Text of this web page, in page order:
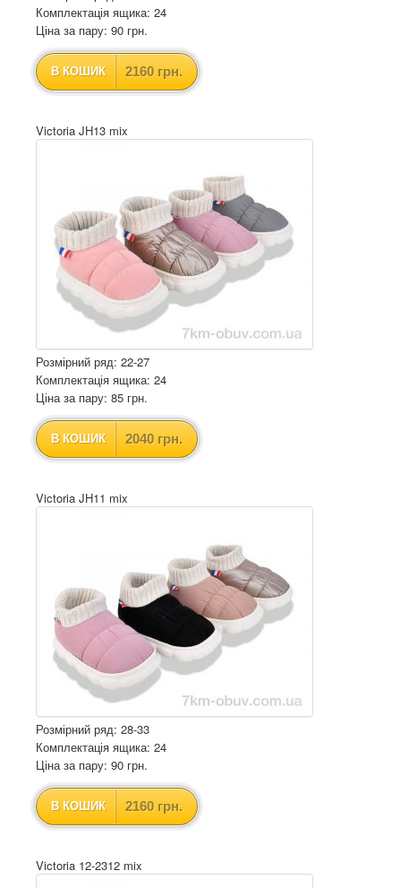
Комплектація ящика: 24
Ціна за пару: 90 грн.
В КОШИК 2160 грн.
Victoria JH13 mix
Розмірний ряд: 22-27
Комплектація ящика: 24
Ціна за пару: 85 грн.
В КОШИК 2040 грн.
Victoria JH11 mix
Розмірний ряд: 28-33
Комплектація ящика: 24
Ціна за пару: 90 грн.
В КОШИК 2160 грн.
Victoria 12-2312 mix